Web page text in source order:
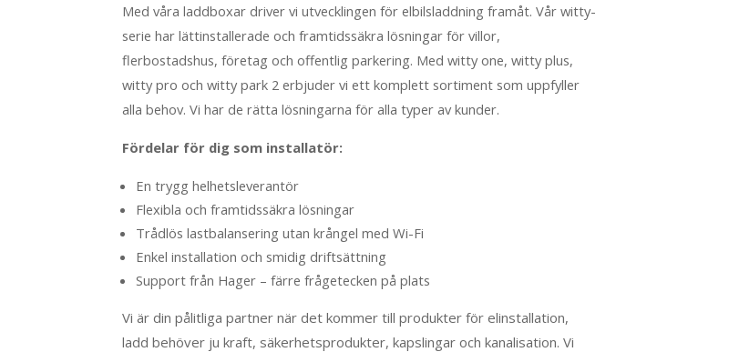
Med våra ladd­boxar driver vi utveck­lingen för elbilsladd­ning framåt. Vår witty-
serie har lättinstal­le­rade och fram­tids­säkra lösningar för villor,
flerbostadshus, företag och offentlig parke­ring. Med witty one, witty plus,
witty pro och witty park 2 erbjuder vi ett komplett sorti­ment som uppfyller
alla behov. Vi har de rätta lösning­arna för alla typer av kunder.
Fördelar för dig som installatör:
En trygg helhetsleverantör
Flexibla och framtidssäkra lösningar
Trådlös lastbalansering utan krångel med Wi-Fi
Enkel installation och smidig driftsättning
Support från Hager – färre frågetecken på plats
Vi är din pålitliga partner när det kommer till produkter för elin­stal­la­tion,
ladd behöver ju kraft, säkerhetsprodukter, kapslingar och kanalisation. Vi